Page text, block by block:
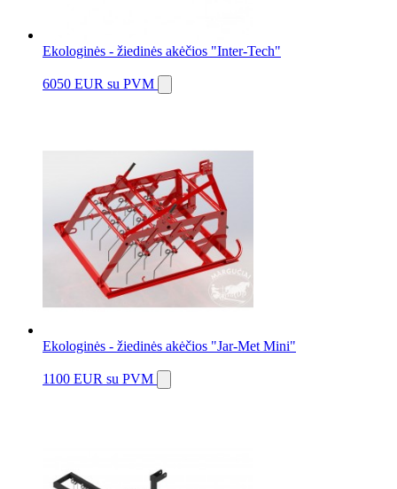
Ekologinės - žiedinės akėčios "Inter-Tech"
6050 EUR su PVM
Ekologinės - žiedinės akėčios "Jar-Met Mini"
1100 EUR su PVM